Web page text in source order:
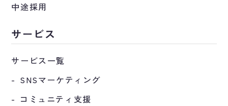
中途採用
サービス
サービス一覧
SNSマーケティング
コミュニティ支援